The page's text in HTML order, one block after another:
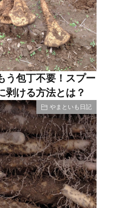
う包丁不要！スプー
剥ける方法とは？
やまといも日記